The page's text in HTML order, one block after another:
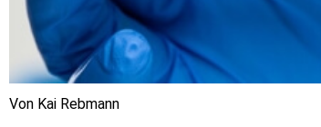
Von Kai Rebmann